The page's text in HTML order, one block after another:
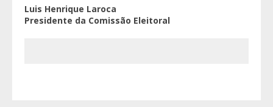
Luis Henrique Laroca
Presidente da Comissão Eleitoral